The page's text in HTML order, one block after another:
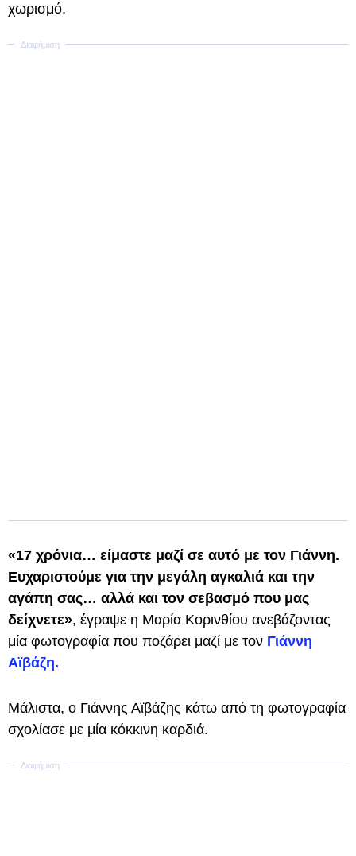
χωρισμό.
«17 χρόνια… είμαστε μαζί σε αυτό με τον Γιάννη.
Ευχαριστούμε για την μεγάλη αγκαλιά και την
αγάπη σας… αλλά και τον σεβασμό που μας
δείχνετε», έγραψε η Μαρία Κορινθίου ανεβάζοντας
μία φωτογραφία που ποζάρει μαζί με τον Γιάννη
Αϊβάζη.
Μάλιστα, ο Γιάννης Αϊβάζης κάτω από τη φωτογραφία
σχολίασε με μία κόκκινη καρδιά.